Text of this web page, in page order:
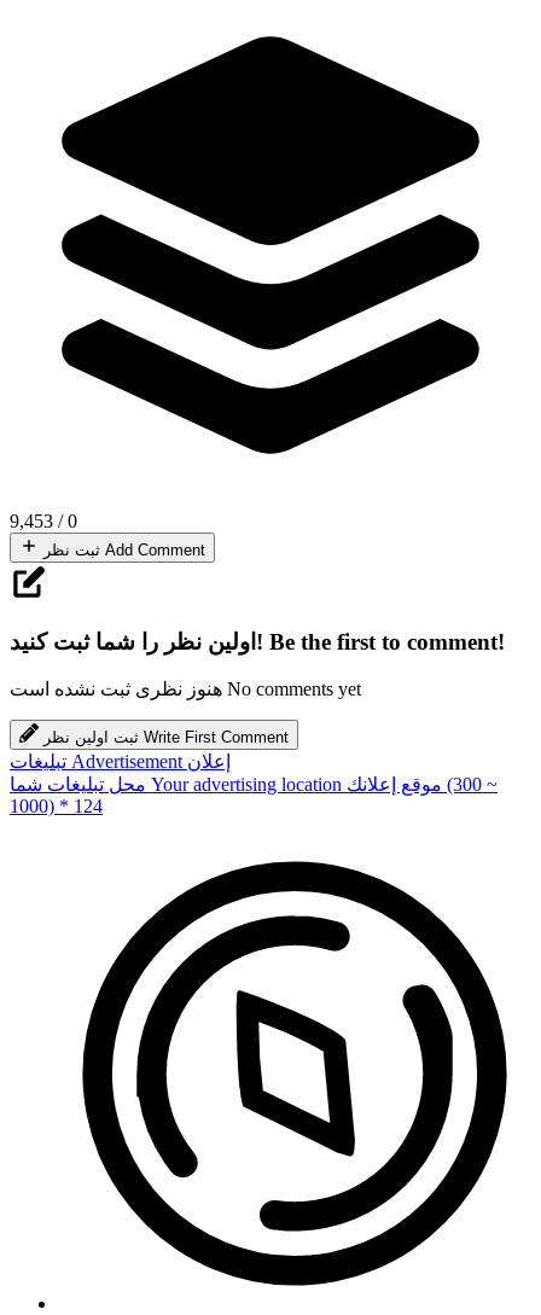
9,453 / 0
ثبت نظر Add Comment
اولین نظر را شما ثبت کنید! Be the first to comment!
هنوز نظری ثبت نشده است No comments yet
ثبت اولین نظر Write First Comment
تبلیغات Advertisement إعلان
محل تبلیغات شما Your advertising location موقع إعلانك (300 ~
1000) * 124